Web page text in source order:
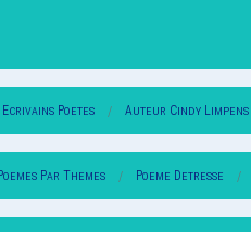
Ecrivains Poetes Auteur Cindy Limpens
Par Themes Poeme Detresse